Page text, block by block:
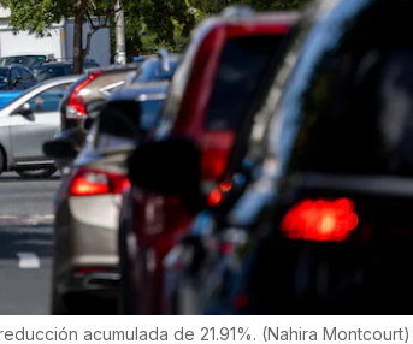
acumulada de 21.91%. (Nahira Montcourt)